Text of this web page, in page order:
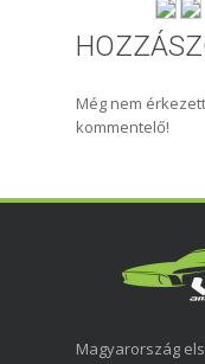
Még nem
kommentelő!
Magyarország